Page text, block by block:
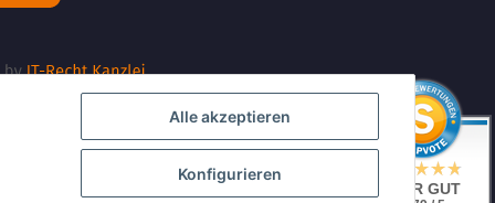
Alle akzeptieren
Konfigurieren
SEHR GUT